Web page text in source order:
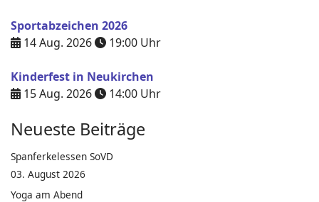
Sportabzeichen 2026
14 Aug. 2026
19:00 Uhr
Kinderfest in Neukirchen
15 Aug. 2026
14:00 Uhr
Neueste Beiträge
Spanferkelessen SoVD
03. August 2026
Yoga am Abend